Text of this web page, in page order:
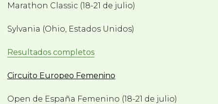
Marathon Classic (18-21 de julio)
Sylvania (Ohio, Estados Unidos)
Resultados completos
Circuito Europeo Femenino
Open de España Femenino (18-21 de julio)